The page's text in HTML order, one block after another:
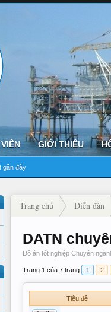
gần đây
GIỚI THIỆU
Trang chủ Diễn đàn
DATN
Đồ án tốt nghiệp Chuyên
Trang 1 của 7 trang 1 2
Tiêu đề